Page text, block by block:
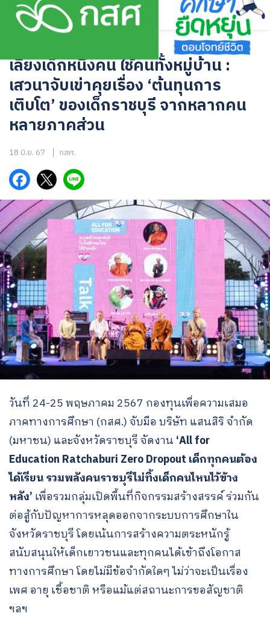
Skip
เลี้ยงเด็กหนึ่งคน ใช้คนทั้งหมู่บ้าน :
เสวนาจับเข่าคุยเรื่อง ‘ต้นทุนการ
เติบโต’ ของเด็กราชบุรี จากหลากคน
หลายภาคส่วน
18 มิ.ย. 67 กสศ.
วันที่ 24-25 พฤษภาคม 2567 กองทุนเพื่อความเสมอ
ภาคทางการศึกษา (กสศ.) จับมือ บริษัท แสนสิริ จำกัด
(มหาชน) และจังหวัดราชบุรี จัดงาน ‘All for
Education Ratchaburi Zero Dropout เด็กทุกคนต้อง
ได้เรียน รวมพลังคนราชบุรีไม่ทิ้งเด็กคนไหนไว้ข้าง
หลัง’ เพื่อรวมกลุ่มเปิดพื้นที่กิจกรรมสร้างสรรค์ ร่วมกัน
ต่อสู้กับปัญหาการหลุดออกจากระบบการศึกษาใน
จังหวัดราชบุรี โดยเน้นการสร้างความตระหนักรู้
สนับสนุนให้เด็กเยาวชนและทุกคนได้เข้าถึงโอกาส
ทางการศึกษา โดยไม่มีข้อจำกัดใดๆ ไม่ว่าจะเป็นเรื่อง
เพศ อายุ เชื้อชาติ หรือแม้แต่สถานะการขอสัญชาติ
ฯลฯ